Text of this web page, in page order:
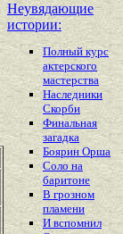
Неувядающие
истории:
Полный курс
актерского
мастерства
Наследники
Скорби
Финальная
загадка
Боярин Орша
Соло на
баритоне
В грозном
пламени
И вспомнил